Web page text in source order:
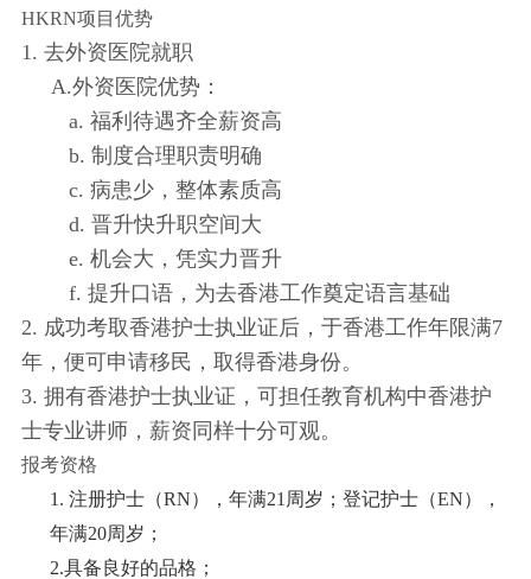
HKRN项目优势
1. 去外资医院就职
A.外资医院优势：
a. 福利待遇齐全薪资高
b. 制度合理职责明确
c. 病患少，整体素质高
d. 晋升快升职空间大
e. 机会大，凭实力晋升
f. 提升口语，为去香港工作奠定语言基础
2. 成功考取香港护士执业证后，于香港工作年限满7
年，便可申请移民，取得香港身份。
3. 拥有香港护士执业证，可担任教育机构中香港护
士专业讲师，薪资同样十分可观。
报考资格
1. 注册护士（RN），年满21周岁；登记护士（EN），
年满20周岁；
2.具备良好的品格；